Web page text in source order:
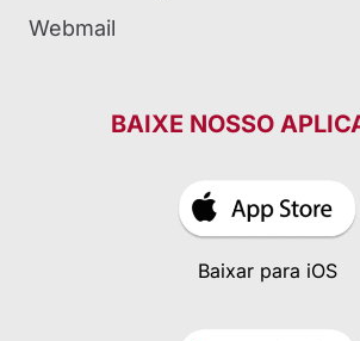
Webmail
BAIXE NOSSO
Baixar para iOS